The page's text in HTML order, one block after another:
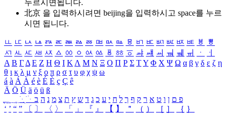
누르시면됩니다.
北京 을 입력하시려면 beijing을 입력하시고 space를 누르
시면 됩니다.
ㅥ ㅦ ㅧ ㅨ ㅩ ㅪ ㅫ ㅬ ㅭ ㅮ ㅯ ㅰ ㅱ ㅲ ㅳ ㅴ ㅵ ㅶ ㅷ ㅸ
ㅹ
ㅺ ㅻ ㅼ ㅽ ㅾ ㅿ ㆀ ㆁ ㆂ ㆃ ㆄ ㆅ ㆆ ㆇ ㆈ ㆉ ㆊ ㆋ ㆌ ㆍ
ㆎ
Α Β ΓΔ Ε Ζ Η Θ Ι ΚΛ Μ Ν Ξ Ο Π Ρ Σ ΤΥ Φ Χ Ψ Ω α β γ δ ε ζ η
θ ι κ λ μ ν ξ ο π ρ σ τ υ φ χ ψ ω
á à Á À é è É È ç Ç ê
Ä Ö Ü ä ö ü ß
ִֶֹ ֻּ ׁׂ פ ם ן ו ט א ר ק ף ך ל ח י ע כ ג ד ש ץ ת צ מ נ ה ב
‘ ’ “ ” 〔 〕 〈 〉 「 」 『 』 【 】 ＂ （ ） ［ ］ ｛ ｝